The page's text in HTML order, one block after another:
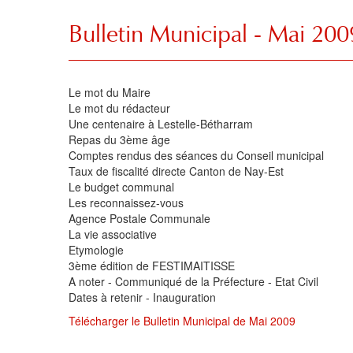
Bulletin Municipal - Mai
Le mot du Maire
Le mot du rédacteur
Une centenaire à Lestelle-Bétharram
Repas du 3ème âge
Comptes rendus des séances du Conseil municipal
Taux de fiscalité directe Canton de Nay-Est
Le budget communal
Les reconnaissez-vous
Agence Postale Communale
La vie associative
Etymologie
3ème édition de FESTIMAITISSE
A noter - Communiqué de la Préfecture - Etat Civil
Dates à retenir - Inauguration
Télécharger le Bulletin Municipal de Mai 2009